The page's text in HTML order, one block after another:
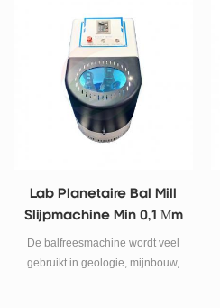
Lab Planetaire Bal Mill
Slijpmachine Min 0,1 Μm
Poedermolen
De balfreesmachine wordt veel
gebruikt in geologie, mijnbouw,